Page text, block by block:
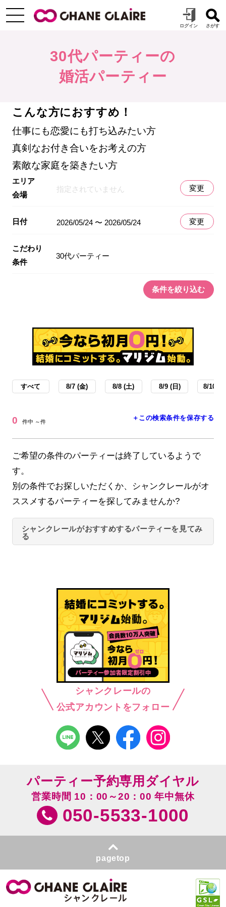
30代パーティーの
婚活パーティー
こんな方におすすめ！
仕事にも恋愛にも打ち込みたい方
真剣なお付き合いをお考えの方
素敵な家庭を築きたい方
エリア
会場
指定されていません 変更
日付 2026/05/24 〜 2026/05/24 変更
こだわり
条件
30代パーティー
条件を絞り込む
すべて 8/7 (金) 8/8 (土) 8/9 (日) 8/10 (
0 件中 ～件 ＋この検索条件を保存する
ご希望の条件のパーティーは終了しているようで
す。
別の条件でお探しいただくか、シャンクレールがオ
ススメするパーティーを探してみませんか?
シャンクレールがおすすめするパーティーを見てみ
る
シャンクレールの
公式アカウントをフォロー
パーティー予約専用ダイヤル
営業時間 10：00～20：00 年中無休
050-5533-1000
pagetop